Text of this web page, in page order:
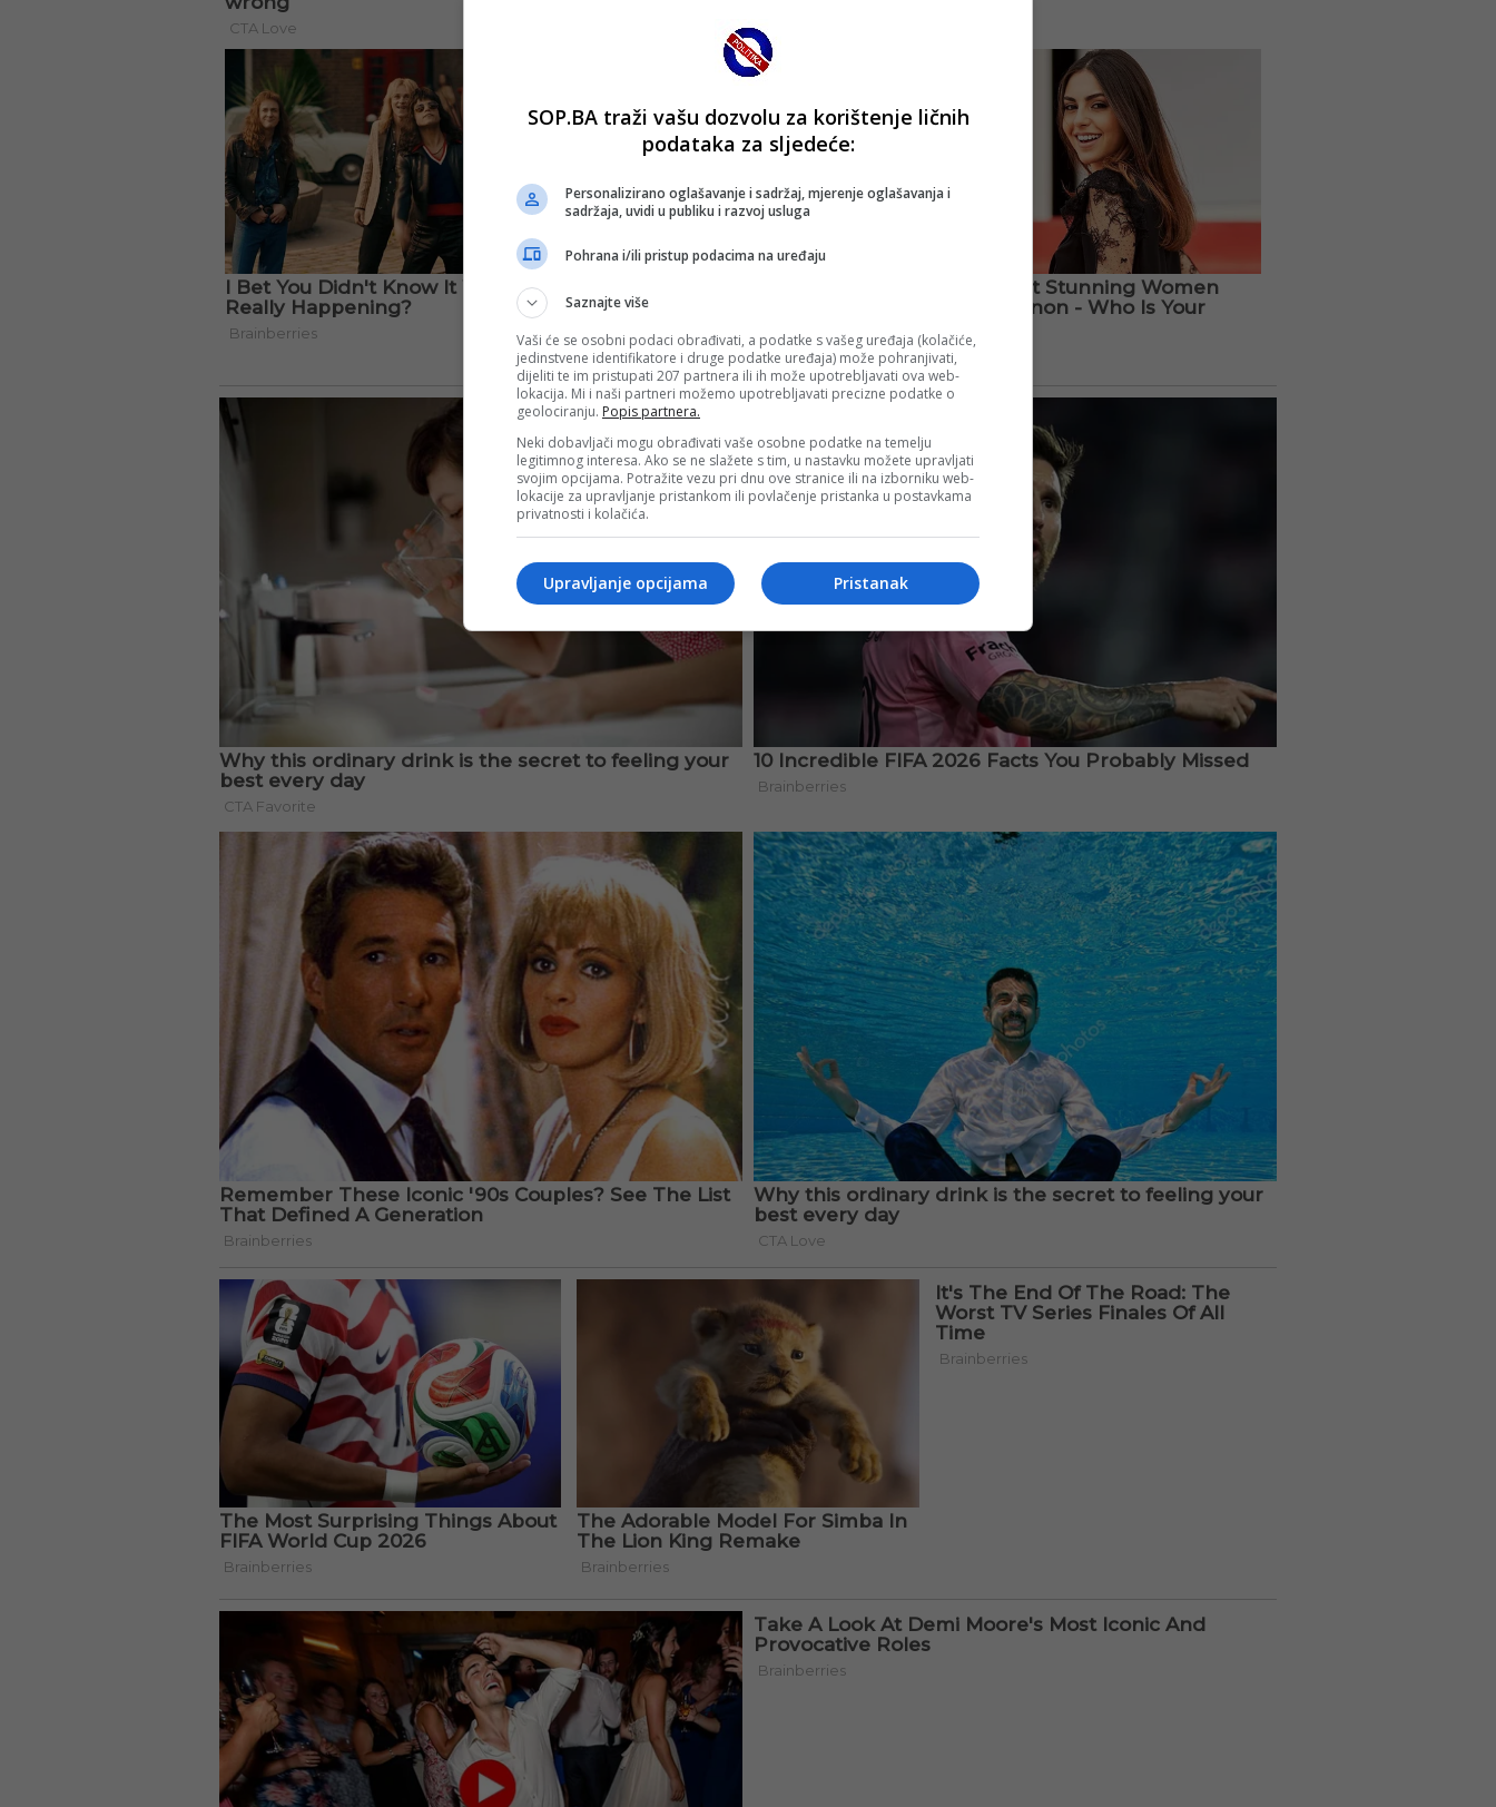
SOP.BA traži vašu dozvolu za korištenje ličnih
podataka za sljedeće:
Personalizirano oglašavanje i sadržaj, mjerenje oglašavanja i
sadržaja, uvidi u publiku i razvoj usluga
Pohrana i/ili pristup podacima na uređaju
Saznajte više
Vaši će se osobni podaci obrađivati, a podatke s vašeg uređaja (kolačiće,
jedinstvene identifikatore i druge podatke uređaja) može pohranjivati,
dijeliti te im pristupati 207 partnera ili ih može upotrebljavati ova web-
lokacija. Mi i naši partneri možemo upotrebljavati precizne podatke o
geolociranju. Popis partnera.
Neki dobavljači mogu obrađivati vaše osobne podatke na temelju
legitimnog interesa. Ako se ne slažete s tim, u nastavku možete upravljati
svojim opcijama. Potražite vezu pri dnu ove stranice ili na izborniku web-
lokacije za upravljanje pristankom ili povlačenje pristanka u postavkama
privatnosti i kolačića.
Pristanak
Upravljanje opcijama